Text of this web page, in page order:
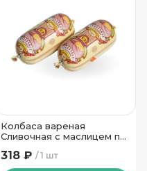
Колбаса вареная
Сливочная с маслицем по-
г
1 шт
318 ₽